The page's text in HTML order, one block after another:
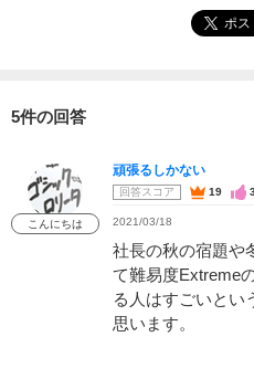
ポス
5件の回答
こんにちは
頑張るしかない
回答スコア 19
2021/03/18
社長の秋の宿題や
て難易度Extreme
る人はすごいとい
思います。